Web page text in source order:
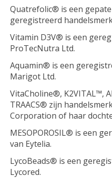
Quatrefolic® is een
geregistreerd
Vitamin D3V® is een
ProTecNutra Ltd.
Aquamin® is een
Marigot Ltd.
VitaCholine®, K2VITAL™,
TRAACS® zijn
Corporation of haar
MESOPOROSIL® is een
van Eytelia.
LycoBeads® is een
Lycored.